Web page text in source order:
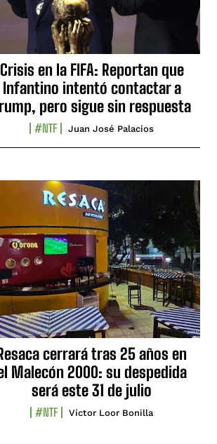
Crisis en la FIFA: Reportan que
Infantino intentó contactar a
pero sigue sin respuesta
#NTF Juan José Palacios
cerrará tras 25 años en
Malecón 2000: su despedida
será este 31 de julio
#NTF Víctor Loor Bonilla